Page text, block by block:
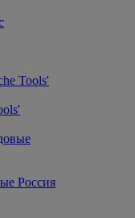
Tools'
Россия